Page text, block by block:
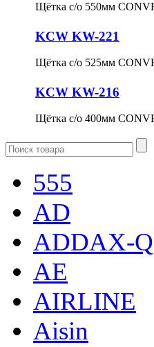
Щётка с/о 550мм
KCW KW-221
Щётка с/о 525мм
KCW KW-216
Щётка с/о 400мм
555
AD
ADDAX-Q
AE
AIRLINE
Aisin